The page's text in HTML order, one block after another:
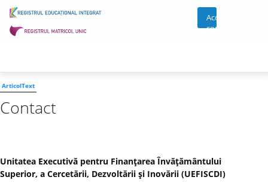
Acces
cont
ArticolText
Contact
Unitatea Executivă pentru Finanţarea Învăţământului
Superior, a Cercetării, Dezvoltării şi Inovării (UEFISCDI)